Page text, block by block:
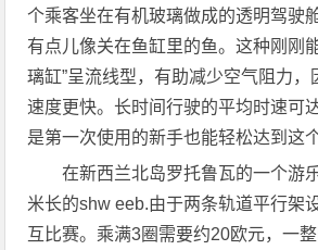
个乘客坐在有机玻璃做成的透明驾驶
有点儿像关在鱼缸里的鱼。这种刚刚
璃缸”呈流线型，有助减少空气阻力，
速度更快。长时间行驶的平均时速可
是第一次使用的新手也能轻松达到这
在新西兰北岛罗托鲁瓦的一个游
米长的shw eeb.由于两条轨道平行架
互比赛。乘满3圈需要约20欧元，一